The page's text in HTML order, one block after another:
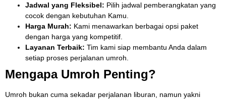
Jadwal yang Fleksibel: Pilih jadwal pemberangkatan yang
cocok dengan kebutuhan Kamu.
Harga Murah: Kami menawarkan berbagai opsi paket
dengan harga yang kompetitif.
Layanan Terbaik: Tim kami siap membantu Anda dalam
setiap proses perjalanan umroh.
Mengapa Umroh Penting?
Umroh bukan cuma sekadar perjalanan liburan, namun yakni